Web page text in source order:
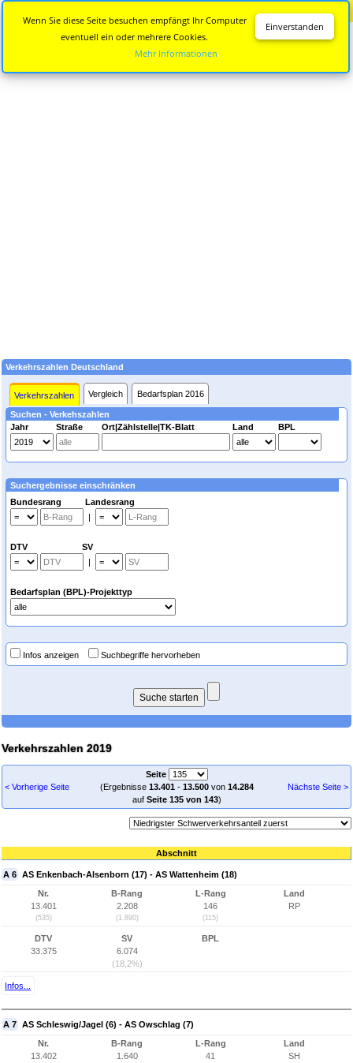
Verkehrszahlen Deutschland
Verkehrszahlen Vergleich Bedarfsplan 2016
Suchen - Verkehszahlen
Jahr
Straße Ort|Zählstelle|TK-Blatt Land BPL
Suchergebnisse einschränken
Bundesrang Landesrang
|
DTV SV
|
Bedarfsplan (BPL)-Projekttyp
Infos anzeigen Suchbegriffe hervorheben
Verkehrszahlen 2019
< Vorherige Seite
Seite
(Ergebnisse 13.401- 13.500von 14.284
auf Seite 135 von 143)
Nächste Seite >
Abschnitt
A 6 AS Enkenbach-Alsenborn (17) - AS Wattenheim (18)
Nr.
13.401
(535)
B-Rang
2.208
(1.890)
L-Rang
146
(115)
Land
RP
DTV
33.375
SV
6.074
(18,2%)
BPL
Infos...
A 7 AS Schleswig/Jagel (6) - AS Owschlag (7)
Nr.
13.402
B-Rang
1.640
L-Rang
41
Land
SH
Einverstanden
Wenn Sie diese Seite besuchen empfängt Ihr Computer
eventuell ein oder mehrere Cookies.
Mehr Informationen